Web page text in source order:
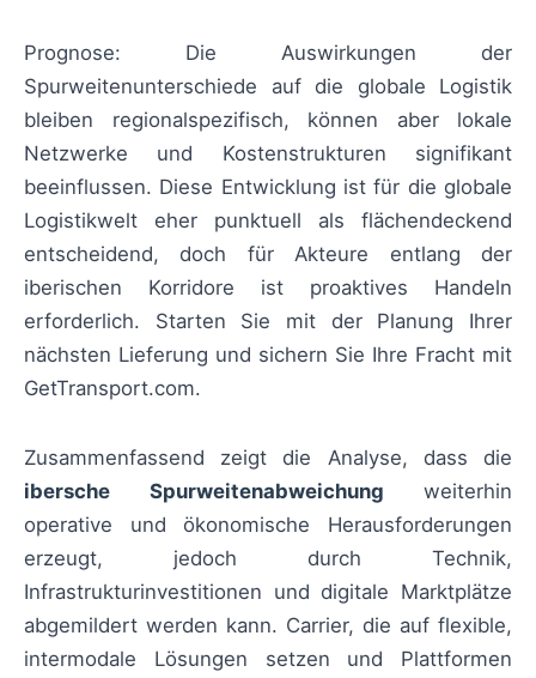
Prognose: Die Auswirkungen der
Spurweitenunterschiede auf die globale Logistik
bleiben regionalspezifisch, können aber lokale
Netzwerke und Kostenstrukturen signifikant
beeinflussen. Diese Entwicklung ist für die globale
Logistikwelt eher punktuell als flächendeckend
entscheidend, doch für Akteure entlang der
iberischen Korridore ist proaktives Handeln
erforderlich. Starten Sie mit der Planung Ihrer
nächsten Lieferung und sichern Sie Ihre Fracht mit
GetTransport.com.
Zusammenfassend zeigt die Analyse, dass die
ibersche Spurweitenabweichung weiterhin
operative und ökonomische Herausforderungen
erzeugt, jedoch durch Technik,
Infrastrukturinvestitionen und digitale Marktplätze
abgemildert werden kann. Carrier, die auf flexible,
intermodale Lösungen setzen und Plattformen